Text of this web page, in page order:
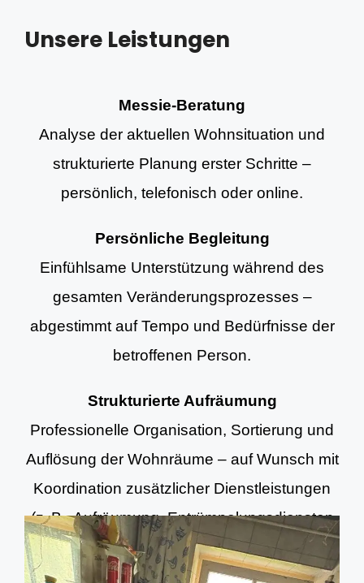
Unsere Leistungen
Messie-Beratung
Analyse der aktuellen Wohnsituation und
strukturierte Planung erster Schritte –
persönlich, telefonisch oder online.
Persönliche Begleitung
Einfühlsame Unterstützung während des
gesamten Veränderungsprozesses –
abgestimmt auf Tempo und Bedürfnisse der
betroffenen Person.
Strukturierte Aufräumung
Professionelle Organisation, Sortierung und
Auflösung der Wohnräume – auf Wunsch mit
Koordination zusätzlicher Dienstleistungen
(z. B. Aufräumung, Entrümpelungsdiensten
und Grundreinigung).